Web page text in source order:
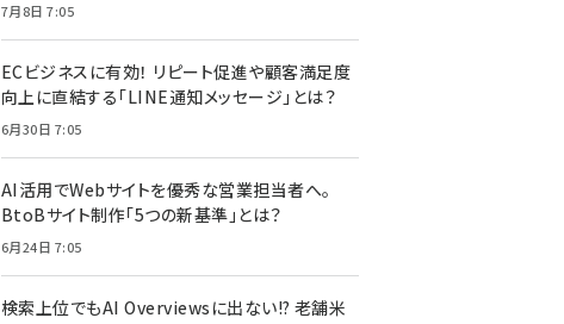
7月8日 7:05
ECビジネスに有効！ リピート促進や顧客満足度
向上に直結する「LINE通知メッセージ」とは？
6月30日 7:05
AI活用でWebサイトを優秀な営業担当者へ。
BtoBサイト制作「5つの新基準」とは？
6月24日 7:05
検索上位でもAI Overviewsに出ない!? 老舗米